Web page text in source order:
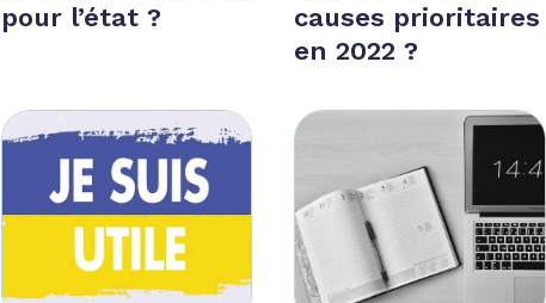
pour l’état ?
causes prioritaires
en 2022 ?